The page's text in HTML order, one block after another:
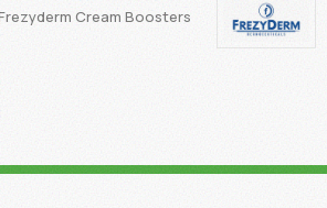
Cream Boosters